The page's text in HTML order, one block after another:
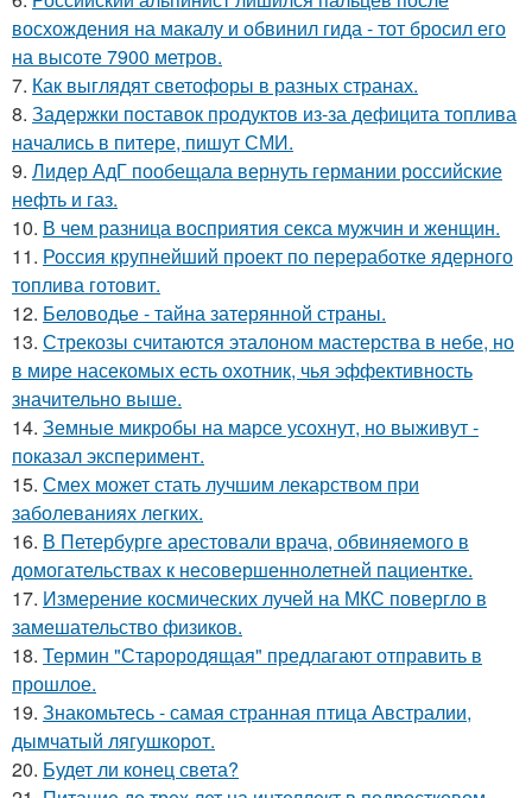
восхождения на макалу и обвинил гида - тот бросил его
на высоте 7900 метров.
7. Как выглядят светофоры в разных странах.
8. Задержки поставок продуктов из-за дефицита топлива
начались в питере, пишут СМИ.
9. Лидер АдГ пообещала вернуть германии российские
нефть и газ.
10. В чем разница восприятия секса мужчин и женщин.
11. Россия крупнейший проект по переработке ядерного
топлива готовит.
12. Беловодье - тайна затерянной страны.
13. Стрекозы считаются эталоном мастерства в небе, но
в мире насекомых есть охотник, чья эффективность
значительно выше.
14. Земные микробы на марсе усохнут, но выживут -
показал эксперимент.
15. Смех может стать лучшим лекарством при
заболеваниях легких.
16. В Петербурге арестовали врача, обвиняемого в
домогательствах к несовершеннолетней пациентке.
17. Измерение космических лучей на МКС повергло в
замешательство физиков.
18. Термин "Старородящая" предлагают отправить в
прошлое.
19. Знакомьтесь - самая странная птица Австралии,
дымчатый лягушкорот.
20. Будет ли конец света?